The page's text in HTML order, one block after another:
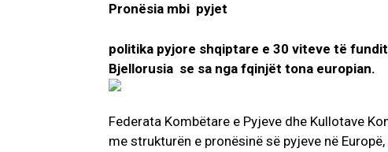
Pronësia mbi pyjet
politika pyjore shqiptare e 30 viteve të
Bjellorusia se sa nga fqinjët tona europian.
Federata Kombëtare e Pyjeve dhe Kullotave
me strukturën e pronësinë së pyjeve në